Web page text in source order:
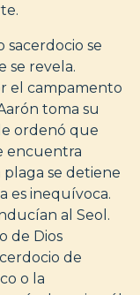
sacerdocio se
se revela.
el campamento
toma su
ordenó que
encuentra
plaga se detiene
es inequívoca.
al Seol.
de Dios
de
o la